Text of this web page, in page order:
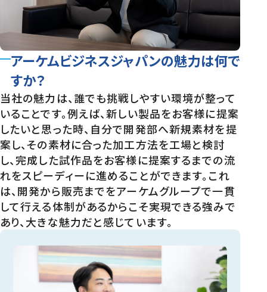
アーケムビジネスジャパンの魅力は何で
すか？
当社の魅力は、誰でも挑戦しやすい環境が整って
いることです。例えば、新しい製品をお客様に提案
したいと思った時、自分で開発部へ新規素材を提
案し、その素材に合った加工方法を工場と検討
し、完成した試作品をお客様に提案するまでの流
れをスピーディーに進めることができます。これ
は、開発から販売までをアーケムグループで一貫
して行える体制があるからこそ実現できる強みで
あり、大きな魅力だと感じています。